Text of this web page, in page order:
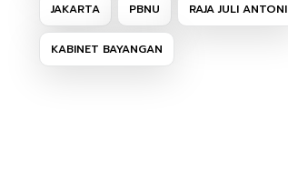
JAKARTA PBNU RAJA JULI ANTONI
KABINET BAYANGAN